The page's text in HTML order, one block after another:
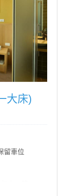
大床)
留車位
十一時